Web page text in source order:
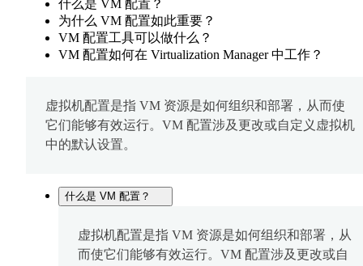
什么是 VM 配置？
为什么 VM 配置如此重要？
VM 配置工具可以做什么？
VM 配置如何在 Virtualization Manager 中工作？
虚拟机配置是指 VM 资源是如何组织和部署，从而使
它们能够有效运行。VM 配置涉及更改或自定义虚拟机
中的默认设置。
什么是 VM 配置？
虚拟机配置是指 VM 资源是如何组织和部署，从
而使它们能够有效运行。VM 配置涉及更改或自